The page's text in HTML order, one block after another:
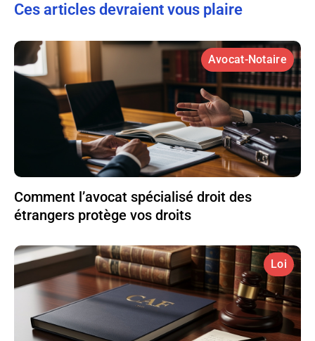
Ces articles devraient vous plaire
Avocat-Notaire
Comment l’avocat spécialisé droit des
étrangers protège vos droits
Loi